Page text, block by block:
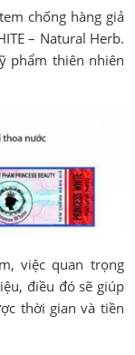
chống hàng giả
– Natural Herb.
phẩm thiên nhiên
việc quan trọng
điều đó sẽ giúp
thời gian và tiền